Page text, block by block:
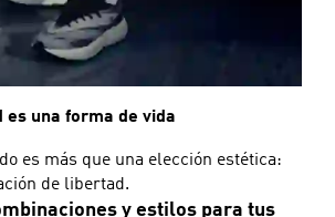
es una forma de vida
es más que una elección estética:
de libertad.
y estilos para tus